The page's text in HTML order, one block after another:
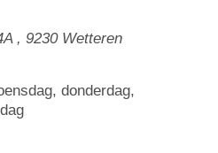
, 9230 Wetteren
donderdag,